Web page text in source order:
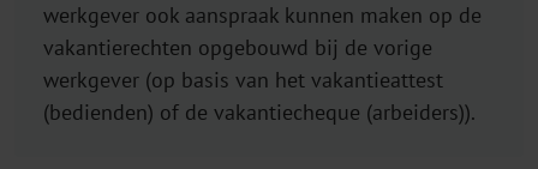
werkgever ook aanspraak kunnen maken op de
vakantierechten opgebouwd bij de vorige
werkgever (op basis van het vakantieattest
(bedienden) of de vakantiecheque (arbeiders)).